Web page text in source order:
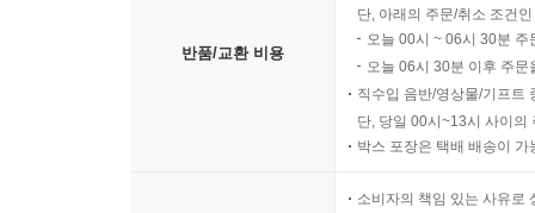
____9.5.3 [실습] 슈퍼바이저 에이전트 만들기
____9.5.4 [실습] 웹 검색과 파일 탐색 요청하기
Chapter 10 A2A 기반 에이전트 상호운용
반품/교환 비용
단, 아래의 주문/취소 조건
오늘 00시 ~ 06시 30분
오늘 06시 30분 이후 주
직수입 음반/영상물/기프트
단, 당일 00시~13시 사이의
박스 포장은 택배 배송이
소비자의 책임 있는 사유로